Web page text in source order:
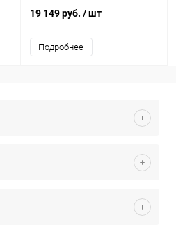
19 149 руб. / шт
Подробнее